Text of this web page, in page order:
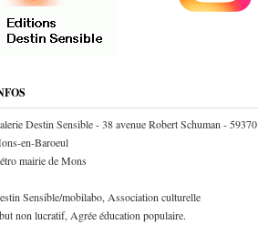
Destin Sensible - 38 avenue Robert Schuman - 59370
en-Baroeul
mairie de Mons
Sensible/mobilabo, Association culturelle
non lucratif, Agrée éducation populaire.